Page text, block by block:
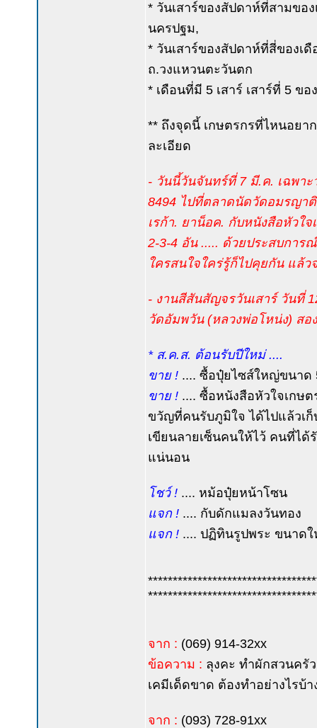
* วันเสาร์ของสัปดาห์ที่สามขอ
นครปฐม,
* วันเสาร์ของสัปดาห์ที่สี่ของเ
ถ.วงแหวนตะวันตก
* เดือนที่มี 5 เสาร์ เสาร์ที่ 5 ขอ
** ถึงจุดนี้ เกษตรกรที่ไหนอย
ละเอียด
- วันนี้วันจันทร์ที่ 7 มี.ค. เฉพา
8494 ไปที่ตลาดนัดวัดอมรญาติ
เรก้า. ยาน็อค. กับหนังสือหัวใ
2-3-4 อัน ..... ด้วยประสบการ
ใครสนใจใคร่รู้ก็ไปคุยกัน แล้ว
- งานสีสันสัญจรวันเสาร์ วันที่
วัดอัมพวัน (หลวงพ่อโหน่ง) ส
* ส.ค.ส. ต้อนรับปีใหม่ ....
ขาย ! .... ซื้อปุ๋ยไซส์ใหญ่ขนาด
ขาย ! .... ซื้อหนังสือหัวใจเกษต
ขวัญที่คนรับภูมิใจ ได้ไปแล้วเ
เขียนลายเซ็นคนให้ไว้ คนที่ไ
แน่นอน
โชว์ ! .... หม้อปุ๋ยหน้าโซน
แจก ! .... กับดักแมลงวันทอง
แจก ! .... ปฏิทินรูปพระ ขนาด
จาก : (069) 914-32xx
ข้อความ : ลุงคะ ทำผักสวนครั
เคมีเด็ดขาด ต้องทำอย่างไรบ้
จาก : (093) 728-91xx